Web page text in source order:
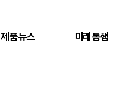
제품뉴스 미래동행